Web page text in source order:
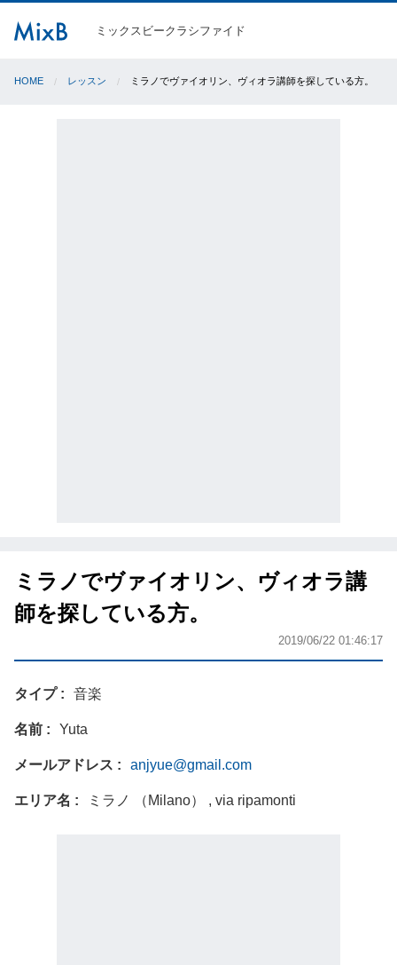
ミックスビークラシファイド
HOME レッスン ミラノでヴァイオリン、ヴィオラ講師を探している方。
ミラノでヴァイオリン、ヴィオラ講
師を探している方。
2019/06/22 01:46:17
タイプ 音楽
名前 Yuta
メールアドレス anjyue@gmail.com
エリア名 ミラノ （Milano） , via ripamonti